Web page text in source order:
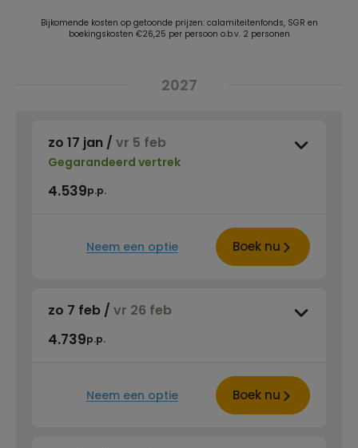
Bijkomende kosten op getoonde prijzen: calamiteitenfonds, SGR en
boekingskosten €26,25 per persoon o.b.v. 2 personen
2027
zo 17 jan / vr 5 feb
Gegarandeerd vertrek
4.539p.p.
Neem een optie Boek nu
zo 7 feb / vr 26 feb
4.739p.p.
Neem een optie Boek nu